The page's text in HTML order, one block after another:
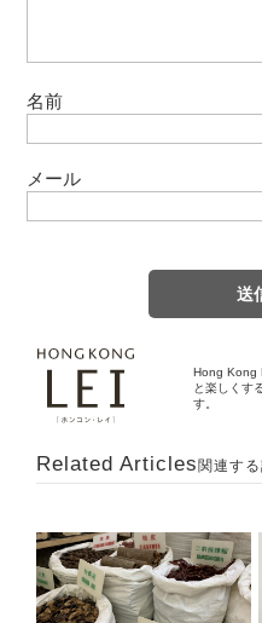
名前
メール
Hong Kong
と楽しくす
す。
Related Articles 関連す